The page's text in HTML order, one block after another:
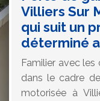
Villiers Sur
qui suit un
déterminé
Familier avec
dans le cadre
motorisée à